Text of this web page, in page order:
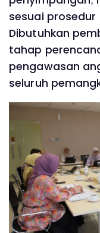
sesuai
Dibutuhkan
tahap
pengawasan
seluruh